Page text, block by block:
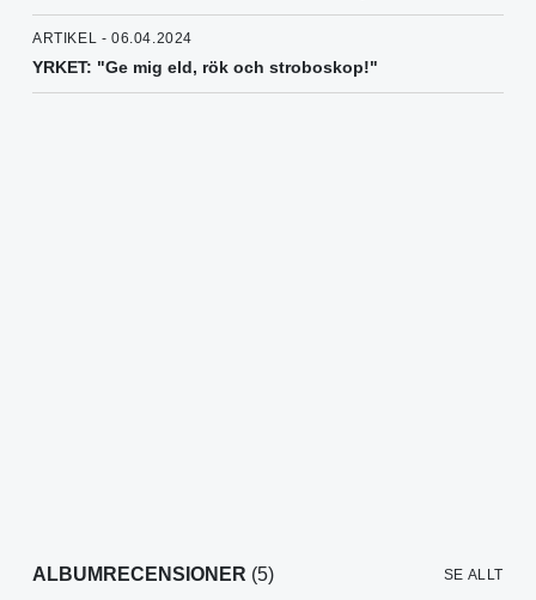
ARTIKEL - 06.04.2024
YRKET: "Ge mig eld, rök och stroboskop!"
ALBUMRECENSIONER (5) SE ALLT